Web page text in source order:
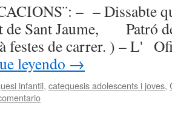
– – Dissabte
de Sant Jaume, Patró
festes de carrer. ) – L'
leyendo →
infantil, catequesis adolescents i joves,